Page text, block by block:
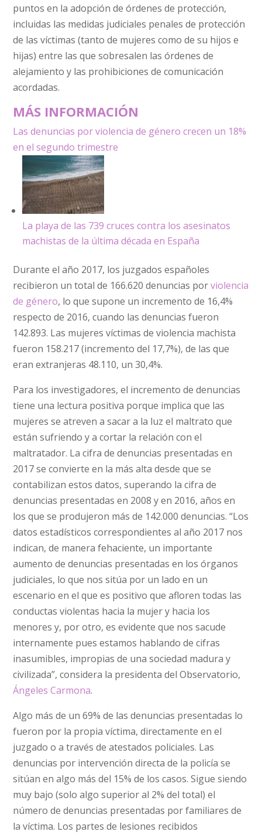
puntos en la adopción de órdenes de protección,
incluidas las medidas judiciales penales de protección
de las víctimas (tanto de mujeres como de su hijos e
hijas) entre las que sobresalen las órdenes de
alejamiento y las prohibiciones de comunicación
acordadas.
MÁS INFORMACIÓN
Las denuncias por violencia de género crecen un 18%
en el segundo trimestre
La playa de las 739 cruces contra los asesinatos
machistas de la última década en España
Durante el año 2017, los juzgados españoles
recibieron un total de 166.620 denuncias porviolencia
de género, lo que supone un incremento de 16,4%
respecto de 2016, cuando las denuncias fueron
142.893. Las mujeres víctimas de violencia machista
fueron 158.217 (incremento del 17,7%), de las que
eran extranjeras 48.110, un 30,4%.
Para los investigadores, el incremento de denuncias
tiene una lectura positiva porque implica que las
mujeres se atreven a sacar a la luz el maltrato que
están sufriendo y a cortar la relación con el
maltratador. La cifra de denuncias presentadas en
2017 se convierte en la más alta desde que se
contabilizan estos datos, superando la cifra de
denuncias presentadas en 2008 y en 2016, años en
los que se produjeron más de 142.000 denuncias. “Los
datos estadísticos correspondientes al año 2017 nos
indican, de manera fehaciente, un importante
aumento de denuncias presentadas en los órganos
judiciales, lo que nos sitúa por un lado en un
escenario en el que es positivo que afloren todas las
conductas violentas hacia la mujer y hacia los
menores y, por otro, es evidente que nos sacude
internamente pues estamos hablando de cifras
inasumibles, impropias de una sociedad madura y
civilizada”, considera la presidenta del Observatorio,
Ángeles Carmona.
Algo más de un 69% de las denuncias presentadas lo
fueron por la propia víctima, directamente en el
juzgado o a través de atestados policiales. Las
denuncias por intervención directa de la policía se
sitúan en algo más del 15% de los casos. Sigue siendo
muy bajo (solo algo superior al 2% del total) el
número de denuncias presentadas por familiares de
la víctima. Los partes de lesiones recibidos